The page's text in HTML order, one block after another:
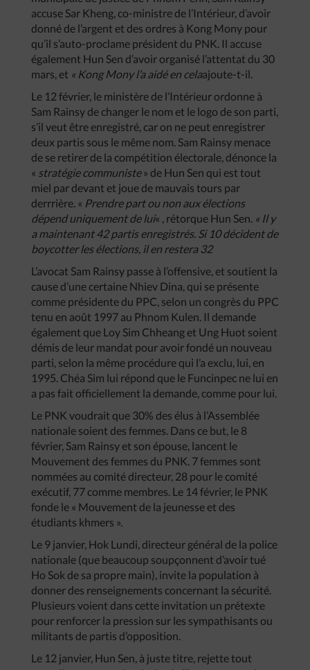
accuse Sar Kheng, co-ministre de l’Intérieur, d’avoir
donné de l’argent et des ordres à Kong Mony pour
qu’il s’auto-proclame président du PNK. Il accuse
également Hun Sen d’avoir organisé l’attentat du 30
mars, et « Kong Mony l’a aidé en celaajoute-t-il.
Le 12 février, le ministère de l’Intérieur ordonne à
Sam Rainsy de changer le nom et le logo de son parti,
s’il veut être enregistré, car on ne peut enregistrer
deux partis sous le même nom. Sam Rainsy menace
de se retirer de la compétition électorale, dénonce la
« stratégie communiste» de Hun Sen qui est tout
miel par devant et joue de mauvais tours par
derrrière. « Prendre part ou non aux élections
dépend uniquement de lui« , rétorque Hun Sen. « Il y
a maintenant 42 partis enregistrés. Si 10 décident de
boycotter les élections, il en restera 32
L’avocat Sam Rainsy passe à l’offensive, et soutient la
cause d’une certaine Nhiev Dina, qui se présente
comme présidente du PPC, selon un congrès du PPC
tenu en août 1997 au Phnom Kulen. Il demande
également que Loy Sim Chheang et Ung Huot soient
démis de leur mandat pour avoir fondé un nouveau
parti, selon la même procédure qui l’a exclu, lui, en
1995. Chéa Sim lui répond que le Funcinpec ne lui en
a pas fait officiellement la demande, comme pour lui.
Le PNK voudrait que 30% des élus à l’Assemblée
nationale soient des femmes. Dans ce but, le 8
février, Sam Rainsy et son épouse, lancent le
Mouvement des femmes du PNK. 7 femmes sont
nommées au comité directeur, 28 pour le comité
exécutif, 77 comme membres. Le 14 février, le PNK
fonde le « Mouvement de la jeunesse et des
étudiants khmers ».
Le 9 janvier, Hok Lundi, directeur général de la police
nationale (que beaucoup soupçonnent d’avoir tué
Ho Sok de sa propre main), invite la population à
donner des renseignements concernant la sécurité.
Plusieurs voient dans cette invitation un prétexte
pour renforcer la pression sur les sympathisants ou
militants de partis d’opposition.
Le 12 janvier, Hun Sen, à juste titre, rejette tout